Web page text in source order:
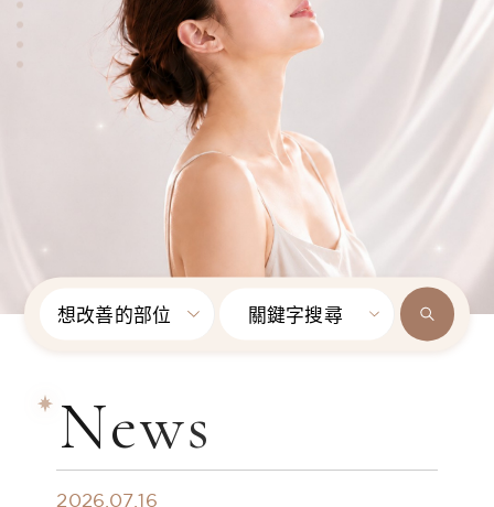
想改善的部位 關鍵字搜尋
News
2026.07.16